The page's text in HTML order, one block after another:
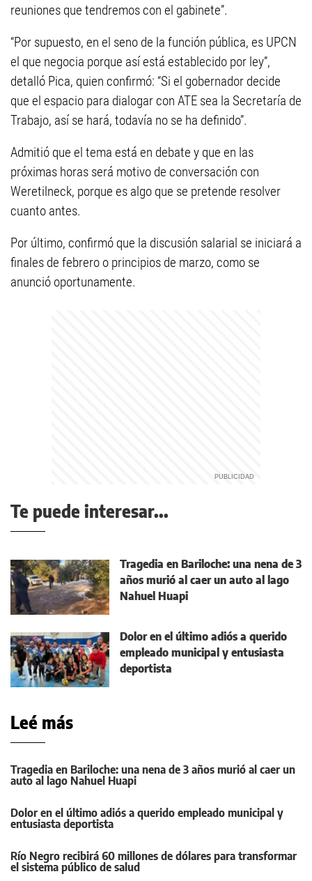
reuniones que tendremos con el gabinete”.
“Por supuesto, en el seno de la función pública, es UPCN
el que negocia porque así está establecido por ley”,
detalló Pica, quien confirmó: “Si el gobernador decide
que el espacio para dialogar con ATE sea la Secretaría de
Trabajo, así se hará, todavía no se ha definido”.
Admitió que el tema está en debate y que en las
próximas horas será motivo de conversación con
Weretilneck, porque es algo que se pretende resolver
cuanto antes.
Por último, confirmó que la discusión salarial se iniciará a
finales de febrero o principios de marzo, como se
anunció oportunamente.
Te puede interesar...
Tragedia en Bariloche: una nena de 3
años murió al caer un auto al lago
Nahuel Huapi
Dolor en el último adiós a querido
empleado municipal y entusiasta
deportista
Leé más
Tragedia en Bariloche: una nena de 3 años murió al caer un
auto al lago Nahuel Huapi
Dolor en el último adiós a querido empleado municipal y
entusiasta deportista
Río Negro recibirá 60 millones de dólares para transformar
el sistema público de salud